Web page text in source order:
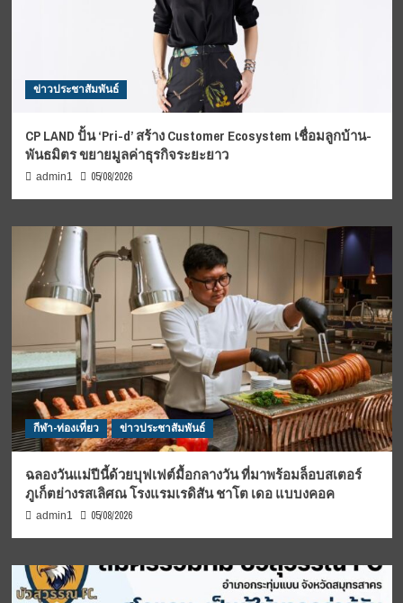
ข่าวประชาสัมพันธ์
CP LAND ปั้น ‘Pri-d’ สร้าง Customer Ecosystem เชื่อมลูกบ้าน-
พันธมิตร ขยายมูลค่าธุรกิจระยะยาว
admin1 05/08/2026
กีฬา-ท่องเที่ยว ข่าวประชาสัมพันธ์
ฉลองวันแม่ปีนี้ด้วยบุฟเฟต์มื้อกลางวัน ที่มาพร้อมล็อบสเตอร์
ภูเก็ตย่างรสเลิศณ โรงแรมเรดิสัน ชาโต เดอ แบบงคอค
admin1 05/08/2026